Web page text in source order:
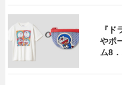
『
やポ
ム8